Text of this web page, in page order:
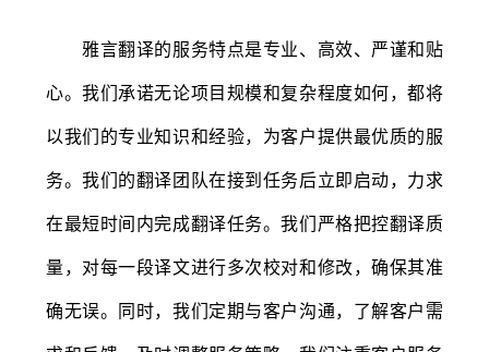
雅言翻译的服务特点是专业、高效、严谨和贴
心。我们承诺无论项目规模和复杂程度如何，都将
以我们的专业知识和经验，为客户提供最优质的服
务。我们的翻译团队在接到任务后立即启动，力求
在最短时间内完成翻译任务。我们严格把控翻译质
量，对每一段译文进行多次校对和修改，确保其准
确无误。同时，我们定期与客户沟通，了解客户需